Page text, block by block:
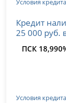
Условия кредита
Кредит
25 000 руб.
ПСК
Условия кредита